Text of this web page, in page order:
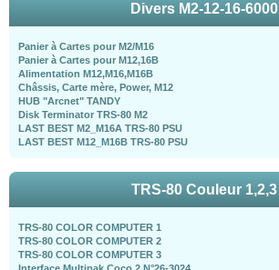
Divers M2-12-16-6000
Panier à Cartes pour M2/M16
Panier à Cartes pour M12,16B
Alimentation M12,M16,M16B
Châssis, Carte mère, Power, M12
HUB "Arcnet" TANDY
Disk Terminator TRS-80 M2
LAST BEST M2_M16A TRS-80 PSU
LAST BEST M12_M16B TRS-80 PSU
TRS-80 Couleur 1,2,3
TRS-80 COLOR COMPUTER 1
TRS-80 COLOR COMPUTER 2
TRS-80 COLOR COMPUTER 3